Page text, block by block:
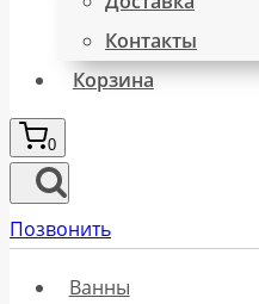
Контакты
Корзина
0
Позвонить
Ванны